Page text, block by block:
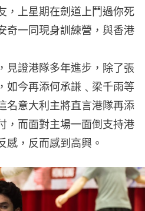
，上星期在劍道上鬥過你死
奇一同現身訓練營，與香港
見證港隊多年進步，除了張
如今再添何承謙﹑梁千雨等
名意大利主將直言港隊再添
，而面對主場一面倒支持港
感，反而感到高興。